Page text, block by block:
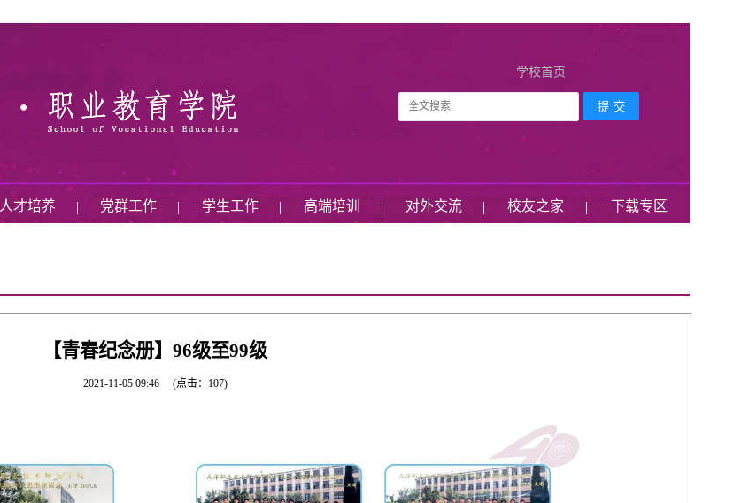
学校首页
人才培养 | 党群工作 | 学生工作 | 高端培训 | 对外交流 | 校友之家 | 下载专区
【青春纪念册】96级至99级
2021-11-05 09:46 (点击： 107)